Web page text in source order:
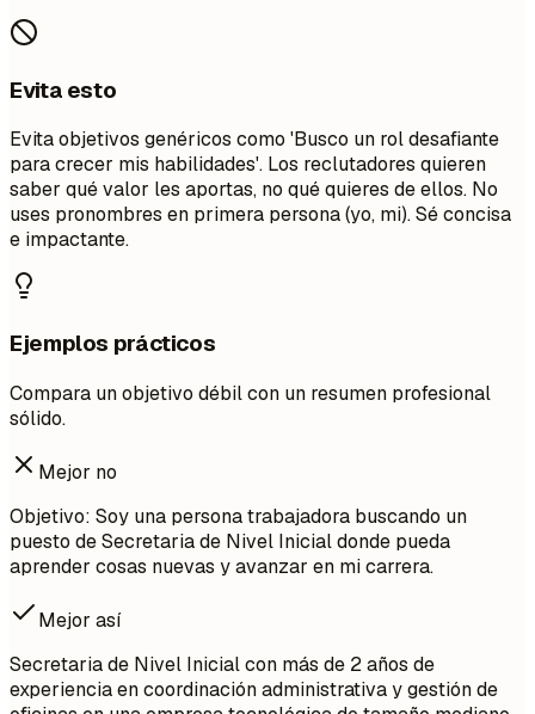
Evita esto
Evita objetivos genéricos como 'Busco un rol desafiante
para crecer mis habilidades'. Los reclutadores quieren
saber qué valor les aportas, no qué quieres de ellos. No
uses pronombres en primera persona (yo, mi). Sé concisa
e impactante.
Ejemplos prácticos
Compara un objetivo débil con un resumen profesional
sólido.
Mejor no
Objetivo: Soy una persona trabajadora buscando un
puesto de Secretaria de Nivel Inicial donde pueda
aprender cosas nuevas y avanzar en mi carrera.
Mejor así
Secretaria de Nivel Inicial con más de 2 años de
experiencia en coordinación administrativa y gestión de